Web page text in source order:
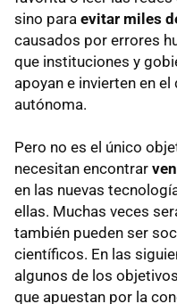
sino para evitar miles
causados por errores
que instituciones y
apoyan e invierten en
autónoma.
Pero no es el único
necesitan encontrar
en las nuevas
ellas. Muchas veces
también pueden ser
científicos. En las
algunos de los
que apuestan por la